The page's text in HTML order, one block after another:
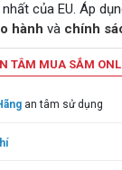
của EU. Áp
hành và chính
TÂM MUA SẮM
an tâm sử dụng